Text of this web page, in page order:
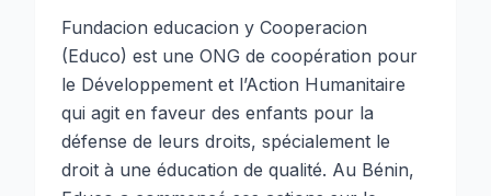
Fundacion educacion y Cooperacion
(Educo) est une ONG de coopération pour
le Développement et l’Action Humanitaire
qui agit en faveur des enfants pour la
défense de leurs droits, spécialement le
droit à une éducation de qualité. Au Bénin,